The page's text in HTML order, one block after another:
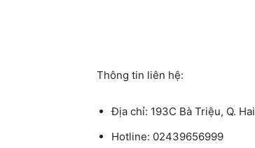
Thông tin liên hệ:
Địa chỉ: 193C Bà Triệu, Q.
Hotline: 02439656999